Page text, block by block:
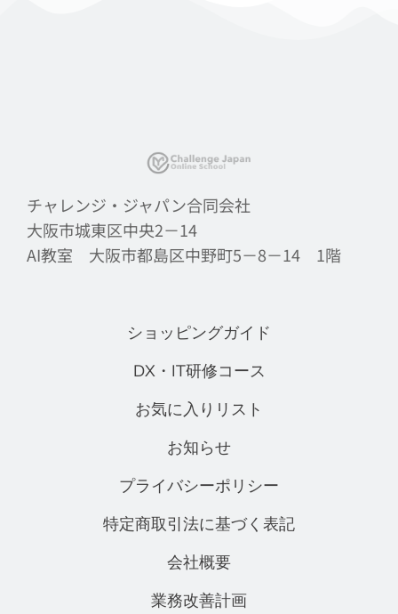
チャレンジ・ジャパン合同会社
大阪市城東区中央2－14
AI教室 大阪市都島区中野町5－8－14 1階
ショッピングガイド
DX・IT研修コース
お気に入りリスト
お知らせ
プライバシーポリシー
特定商取引法に基づく表記
会社概要
業務改善計画